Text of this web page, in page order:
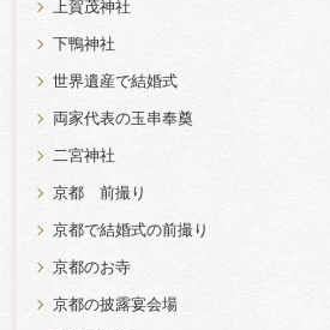
上賀茂神社
下鴨神社
世界遺産で結婚式
両家代表の玉串奉奠
二宮神社
京都 前撮り
京都で結婚式の前撮り
京都のお寺
京都の披露宴会場